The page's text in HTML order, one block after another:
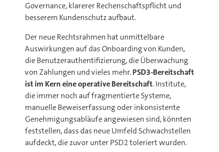
Governance, klarerer Rechenschaftspflicht und
besserem Kundenschutz aufbaut.
Der neue Rechtsrahmen hat unmittelbare
Auswirkungen auf das Onboarding von Kunden,
die Benutzerauthentifizierung, die Überwachung
von Zahlungen und vieles mehr.PSD3-Bereitschaft
ist im Kern eine operative Bereitschaft.Institute,
die immer noch auf fragmentierte Systeme,
manuelle Beweiserfassung oder inkonsistente
Genehmigungsabläufe angewiesen sind, könnten
feststellen, dass das neue Umfeld Schwachstellen
aufdeckt, die zuvor unter PSD2 toleriert wurden.